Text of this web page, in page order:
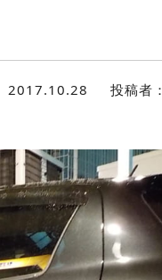
2017.10.28 投稿者：